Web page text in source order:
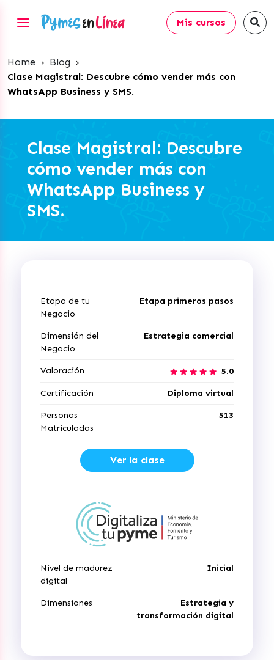
Mis cursos
Home › Blog ›
Clase Magistral: Descubre cómo vender más con
WhatsApp Business y SMS.
Clase Magistral: Descubre
cómo vender más con
WhatsApp Business y
SMS.
Etapa de tu
Negocio
Etapa primeros pasos
Dimensión del
Negocio
Estrategia comercial
Valoración 5.0
Certificación Diploma virtual
Personas
Matriculadas
513
Ver la clase
Nivel de madurez
digital
Inicial
Dimensiones
Estrategia y
transformación digital